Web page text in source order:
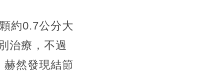
約0.7公分大
治療，不過
然發現結節